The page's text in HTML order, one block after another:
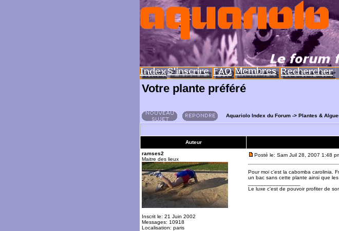
Votre plante préféré
Aquariolo Index du Forum -> Plantes &
Auteur
ramses2
Maitre des lieux
Inscrit le: 21 Juin 2002
Messages: 10918
Localisation: paris
Posté le: Sam Juil 28, 2007 1:48
Pour moi c'est la cabomba carolinia.
un bac sans cette plante ainsi que
Le luxe c'est de pouvoir profiter de